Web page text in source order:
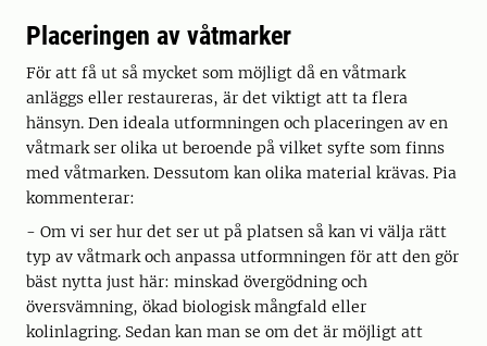
Placeringen av våtmarker
För att få ut så mycket som möjligt då en våtmark
anläggs eller restaureras, är det viktigt att ta flera
hänsyn. Den ideala utformningen och placeringen av en
våtmark ser olika ut beroende på vilket syfte som finns
med våtmarken. Dessutom kan olika material krävas. Pia
kommenterar:
- Om vi ser hur det ser ut på platsen så kan vi välja rätt
typ av våtmark och anpassa utformningen för att den gör
bäst nytta just här: minskad övergödning och
översvämning, ökad biologisk mångfald eller
kolinlagring. Sedan kan man se om det är möjligt att